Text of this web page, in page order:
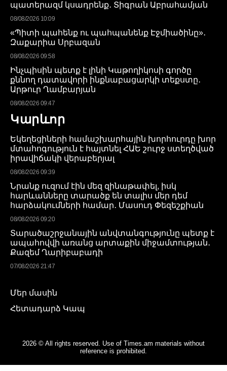
պատերազմ կսադրենք․ Տիգրան Աբրահամյան
08/08/2026 10:09
«Պիտի պահենք ու պահպանենք Էջմիածինը»․
Զաքարիա Սրբազան
08/08/2026 09:58
Ինչպիսին պետք է լինի Կաթողիկոսի գործը
քննող դատավորի ինքնաբացարկի տեքստը․
Արթուր Ղամբարյան
08/08/2026 09:47
Կարևոր
Եկեղեցիների համաշխարհային խորհուրդը խոր
մտահոգություն է հայտնել ՀԱԵ շուրջ ստեղծված
իրավիճակի վերաբերյալ
08/08/2026 09:39
Նրանք ուզում էին մեզ զինաթափել, իսկ
հարևանները տարածք են տալիս մեր դեմ
հարձակումների համար․ Մասուդ Փեզեշքիան
08/08/2026 09:20
Տարածաշրջանային անվտանգությունը պետք է
ապահովվի առանց արտաքին միջամտության․
Քազեմ Ղարիբաբադի
07/08/2026 21:47
Մեր մասին
Հետադարձ Կապ
2026 © All rights reserved. Use of Times.am materials without
reference is prohibited.